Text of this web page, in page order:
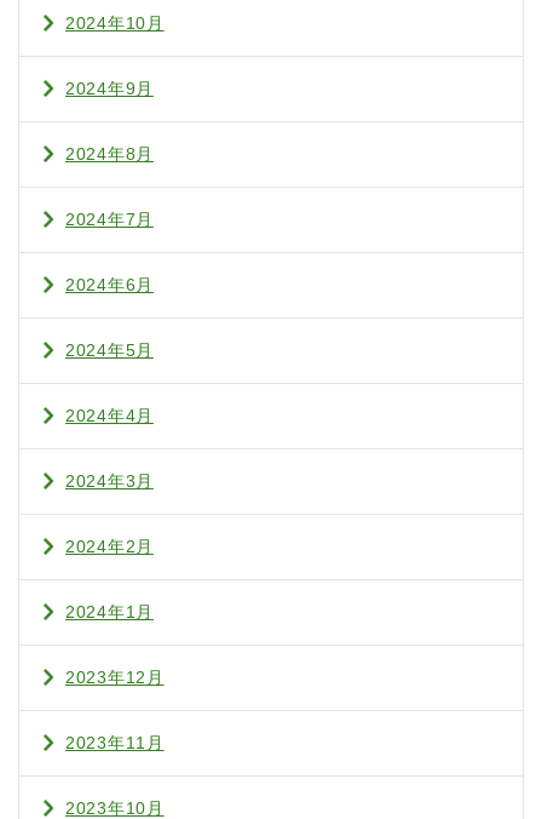
2024年10月
2024年9月
2024年8月
2024年7月
2024年6月
2024年5月
2024年4月
2024年3月
2024年2月
2024年1月
2023年12月
2023年11月
2023年10月